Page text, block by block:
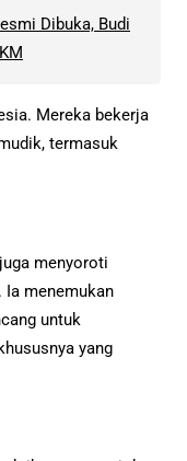
Dibuka, Budi
Mereka bekerja
termasuk
menyoroti
menemukan
untuk
yang